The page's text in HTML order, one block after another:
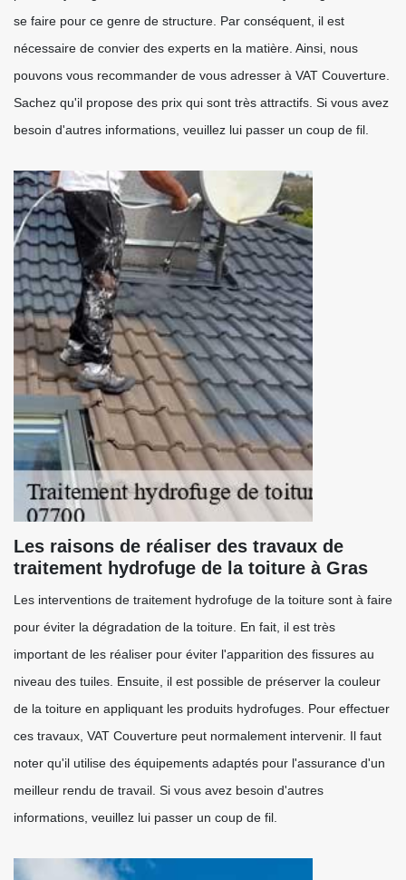
se faire pour ce genre de structure. Par conséquent, il est
nécessaire de convier des experts en la matière. Ainsi, nous
pouvons vous recommander de vous adresser à VAT Couverture.
Sachez qu'il propose des prix qui sont très attractifs. Si vous avez
besoin d'autres informations, veuillez lui passer un coup de fil.
Les raisons de réaliser des travaux de
traitement hydrofuge de la toiture à Gras
Les interventions de traitement hydrofuge de la toiture sont à faire
pour éviter la dégradation de la toiture. En fait, il est très
important de les réaliser pour éviter l'apparition des fissures au
niveau des tuiles. Ensuite, il est possible de préserver la couleur
de la toiture en appliquant les produits hydrofuges. Pour effectuer
ces travaux, VAT Couverture peut normalement intervenir. Il faut
noter qu'il utilise des équipements adaptés pour l'assurance d'un
meilleur rendu de travail. Si vous avez besoin d'autres
informations, veuillez lui passer un coup de fil.